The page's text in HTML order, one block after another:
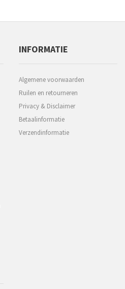
INFORMATIE
Algemene voorwaarden
Ruilen en retourneren
Privacy & Disclaimer
Betaalinformatie
Verzendinformatie